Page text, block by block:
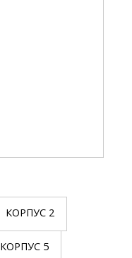
КОРПУС 2
КОРПУС 5